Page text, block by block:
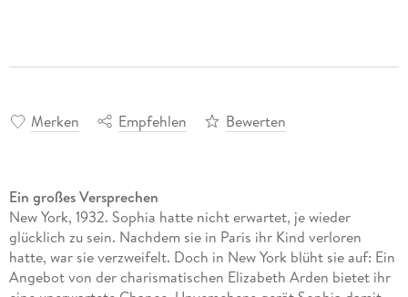
Merken Empfehlen Bewerten
Ein großes Versprechen
New York, 1932. Sophia hatte nicht erwartet, je wieder
glücklich zu sein. Nachdem sie in Paris ihr Kind verloren
hatte, war sie verzweifelt. Doch in New York blüht sie auf: Ein
Angebot von der charismatischen Elizabeth Arden bietet ihr